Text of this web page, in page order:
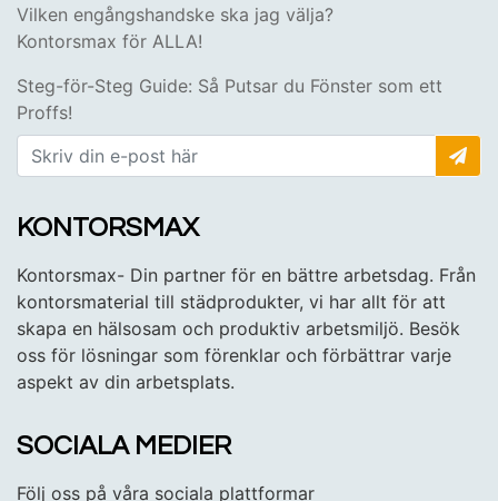
Vilken engångshandske ska jag välja?
Kontorsmax för ALLA!
Steg-för-Steg Guide: Så Putsar du Fönster som ett
Proffs!
KONTORSMAX
Kontorsmax- Din partner för en bättre arbetsdag. Från
kontorsmaterial till städprodukter, vi har allt för att
skapa en hälsosam och produktiv arbetsmiljö. Besök
oss för lösningar som förenklar och förbättrar varje
aspekt av din arbetsplats.
SOCIALA MEDIER
Följ oss på våra sociala plattformar